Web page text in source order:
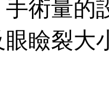
術量的
瞼裂大